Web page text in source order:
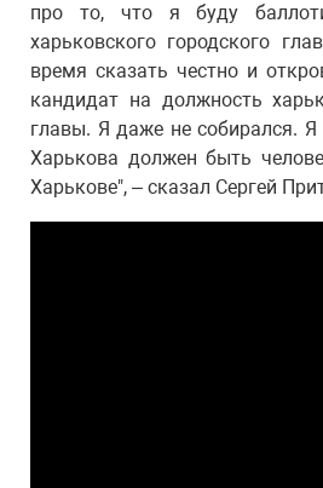
про то, что я буду
харьковского городского
время сказать честно и
кандидат на должность
главы. Я даже не собирался. Я
Харькова должен быть
Харькове", – сказал Сергей